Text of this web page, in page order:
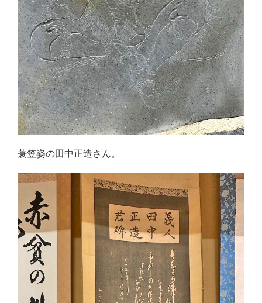
蓑笠姿の田中正造さん。